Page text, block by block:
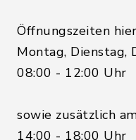
Öffnungszeiten
Montag, Dienstag,
08:00 - 12:00 Uhr
sowie zusätzlich
14:00 - 18:00 Uhr